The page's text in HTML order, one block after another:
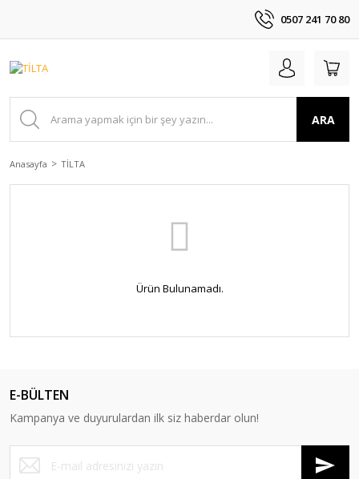
0507 241 70 80
ARA
Anasayfa TİLTA
Ürün Bulunamadı.
E-BÜLTEN
Kampanya ve duyurulardan ilk siz haberdar olun!